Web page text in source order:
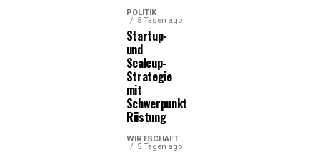
POLITIK
5 Tagen ago
Startup-
und
Scaleup-
Strategie
mit
Schwerpunkt
Rüstung
WIRTSCHAFT
5 Tagen ago